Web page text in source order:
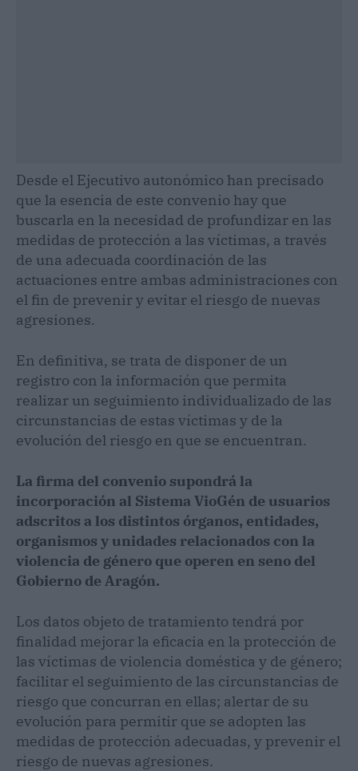
Desde el Ejecutivo autonómico han precisado
que la esencia de este convenio hay que
buscarla en la necesidad de profundizar en las
medidas de protección a las víctimas, a través
de una adecuada coordinación de las
actuaciones entre ambas administraciones con
el fin de prevenir y evitar el riesgo de nuevas
agresiones.
En definitiva, se trata de disponer de un
registro con la información que permita
realizar un seguimiento individualizado de las
circunstancias de estas víctimas y de la
evolución del riesgo en que se encuentran.
La firma del convenio supondrá la
incorporación al Sistema VioGén de usuarios
adscritos a los distintos órganos, entidades,
organismos y unidades relacionados con la
violencia de género que operen en seno del
Gobierno de Aragón.
Los datos objeto de tratamiento tendrá por
finalidad mejorar la eficacia en la protección de
las víctimas de violencia doméstica y de género;
facilitar el seguimiento de las circunstancias de
riesgo que concurran en ellas; alertar de su
evolución para permitir que se adopten las
medidas de protección adecuadas, y prevenir el
riesgo de nuevas agresiones.